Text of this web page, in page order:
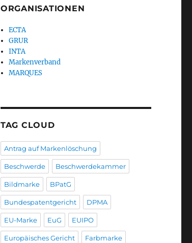
ORGANISATIONEN
ECTA
GRUR
INTA
Markenverband
MARQUES
TAG CLOUD
Antrag auf Markenlöschung
Beschwerde Beschwerdekammer
Bildmarke BPatG
Bundespatentgericht DPMA
EU-Marke EuG EUIPO
Europäisches Gericht Farbmarke